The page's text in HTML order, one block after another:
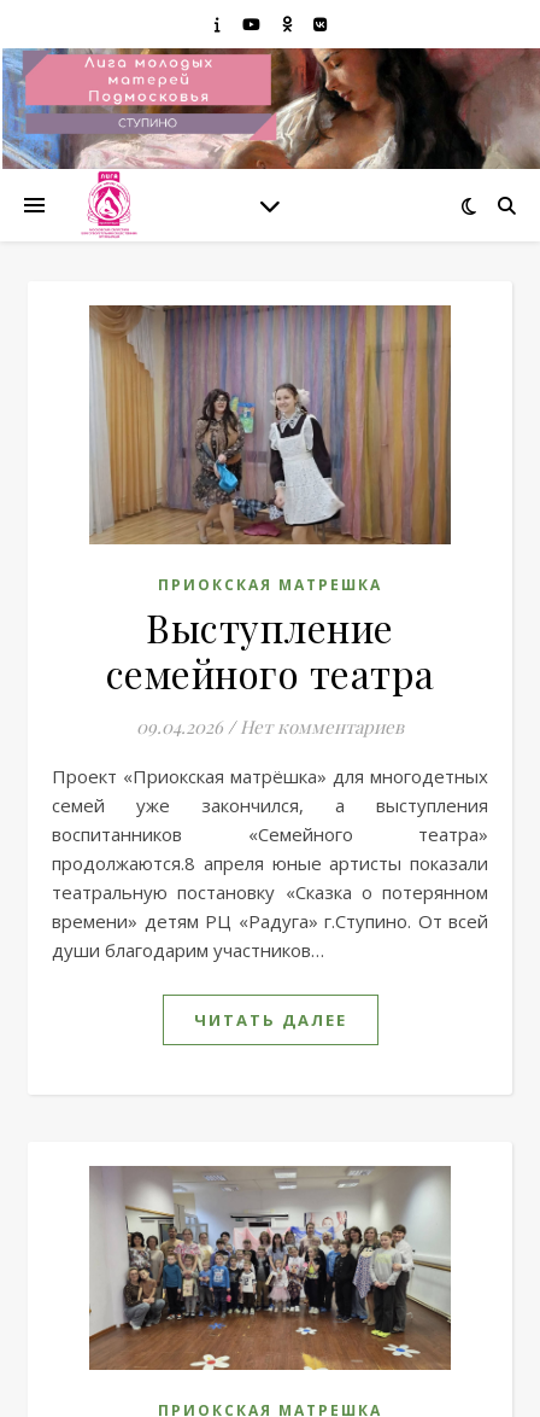
ПРИОКСКАЯ МАТРЕШКА
Выступление
семейного театра
09.04.2026 / Нет комментариев
Проект «Приокская матрёшка» для многодетных
семей уже закончился, а выступления
воспитанников «Семейного театра»
продолжаются.8 апреля юные артисты показали
театральную постановку «Сказка о потерянном
времени» детям РЦ «Радуга» г.Ступино. От всей
души благодарим участников…
ЧИТАТЬ ДАЛЕЕ
ПРИОКСКАЯ МАТРЕШКА